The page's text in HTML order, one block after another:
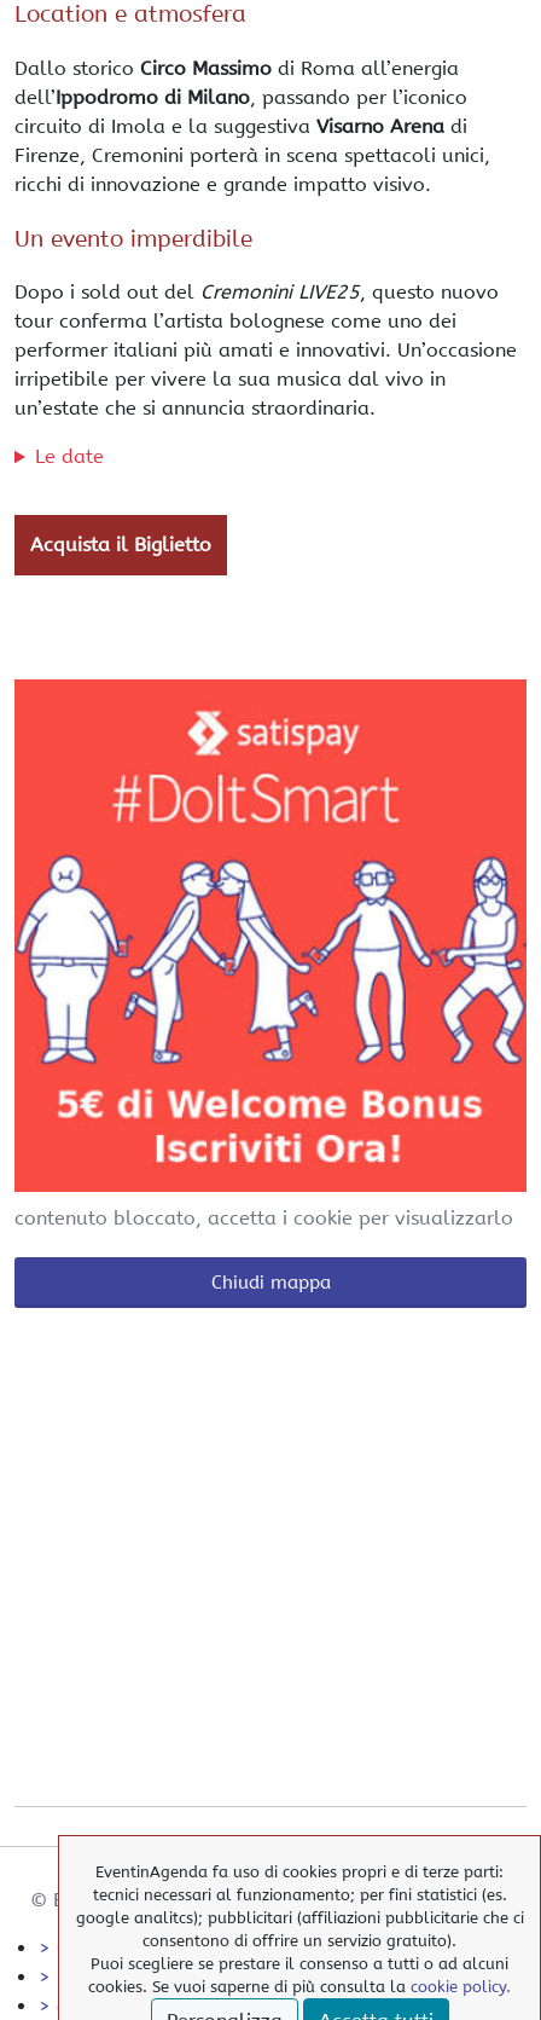
Location e atmosfera
Dallo storico Circo Massimo di Roma all’energia
dell’Ippodromo di Milano, passando per l’iconico
circuito di Imola e la suggestiva Visarno Arena di
Firenze, Cremonini porterà in scena spettacoli unici,
ricchi di innovazione e grande impatto visivo.
Un evento imperdibile
Dopo i sold out del Cremonini LIVE25, questo nuovo
tour conferma l’artista bolognese come uno dei
performer italiani più amati e innovativi. Un’occasione
irripetibile per vivere la sua musica dal vivo in
un’estate che si annuncia straordinaria.
Le date
Acquista il Biglietto
contenuto bloccato, accetta i cookie per visualizzarlo
Chiudi mappa
© EventinAgenda 2017-2026-All Rights Reserved.
EventinAgenda fa uso di cookies propri e di terze parti:
tecnici necessari al funzionamento; per fini statistici (es.
google analitcs); pubblicitari (affiliazioni pubblicitarie che ci
consentono di offrire un servizio gratuito).
Puoi scegliere se prestare il consenso a tutti o ad alcuni
cookies. Se vuoi saperne di più consulta la cookie policy.
> Cookies Policy
> Privacy Policy
> elimina i nostri cookies